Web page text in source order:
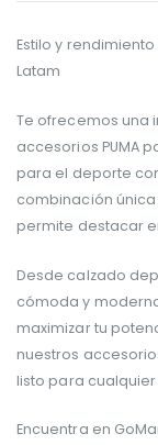
Estilo y
Latam
Te ofrecemos una
accesorios PUMA
para el deporte
combinación única
permite destacar
Desde calzado
cómoda y
maximizar tu
nuestros
listo para
Encuentra en